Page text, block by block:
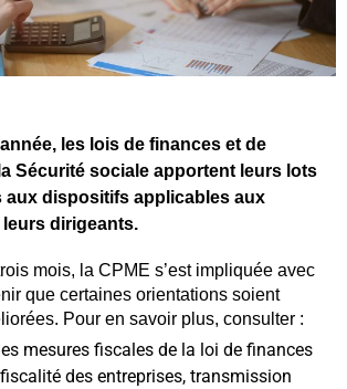
les lois de finances et de
Sécurité sociale apportent leurs lots
aux dispositifs applicables aux
dirigeants.
mois, la CPME s’est impliquée avec
que certaines orientations soient
Pour en savoir plus, consulter :
mesures fiscales de la loi de finances
des entreprises, transmission